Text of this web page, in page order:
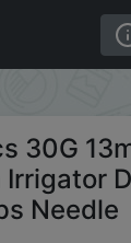
Tattoo
30G
Needle